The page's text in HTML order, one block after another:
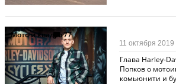
Мото и квадро77
Глава Harley-
Попков о
комьюнити и
11 октября 2019